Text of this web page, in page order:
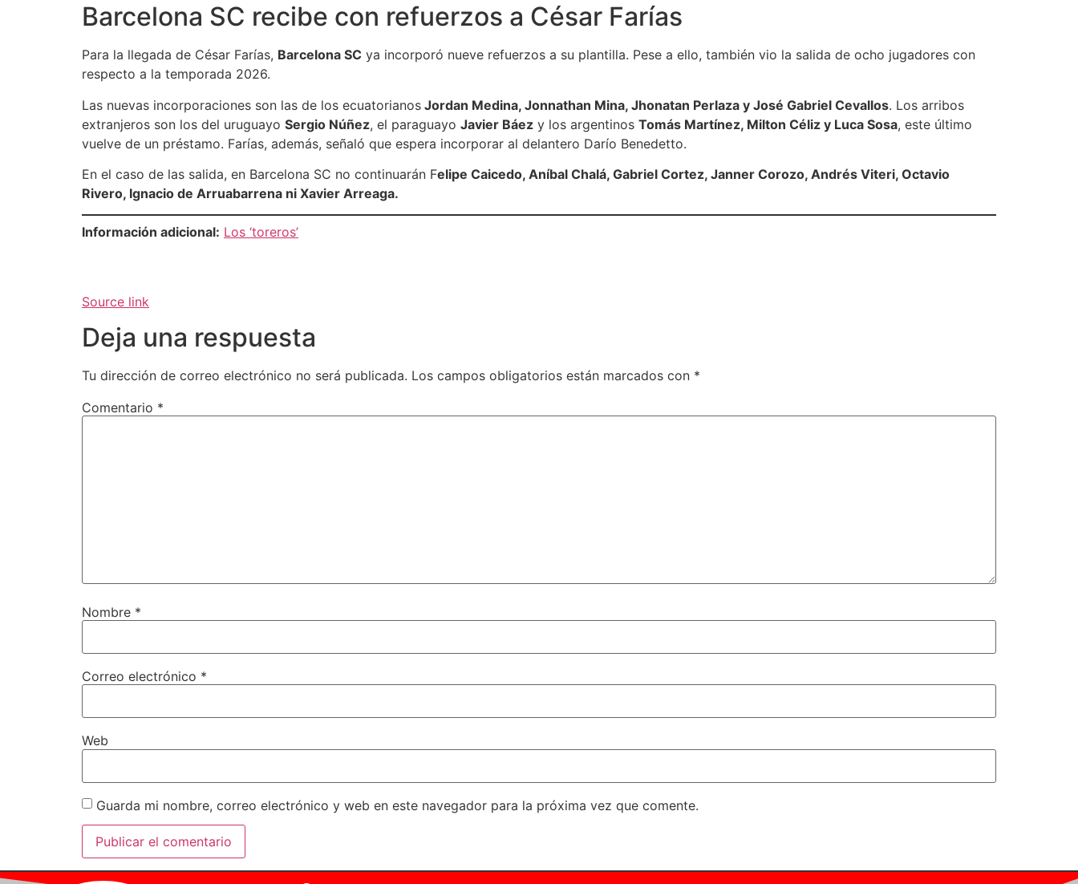
Barcelona SC recibe con refuerzos a César Farías
Para la llegada de César Farías, Barcelona SC ya incorporó nueve refuerzos a su plantilla. Pese a ello, también vio la salida de ocho jugadores con
respecto a la temporada 2026.
Las nuevas incorporaciones son las de los ecuatorianos Jordan Medina, Jonnathan Mina, Jhonatan Perlaza y José Gabriel Cevallos. Los arribos
extranjeros son los del uruguayo Sergio Núñez, el paraguayo Javier Báez y los argentinos Tomás Martínez, Milton Céliz y Luca Sosa, este último
vuelve de un préstamo. Farías, además, señaló que espera incorporar al delantero Darío Benedetto.
En el caso de las salida, en Barcelona SC no continuarán Felipe Caicedo, Aníbal Chalá, Gabriel Cortez, Janner Corozo, Andrés Viteri, Octavio
Rivero, Ignacio de Arruabarrena ni Xavier Arreaga.
Información adicional: Los ‘toreros’
Source link
Deja una respuesta
Tu dirección de correo electrónico no será publicada. Los campos obligatorios están marcados con *
Comentario *
Nombre *
Correo electrónico *
Web
Guarda mi nombre, correo electrónico y web en este navegador para la próxima vez que comente.